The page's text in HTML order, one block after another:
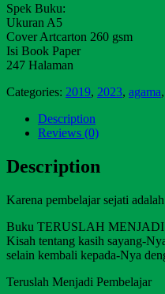
Spek Buku:
Ukuran A5
Cover Artcarton 260 gsm
Isi Book Paper
247 Halaman
Categories: 2019, 2023, agama,
Description
Reviews (0)
Description
Karena pembelajar sejati
Buku TERUSLAH MENJADI
Kisah tentang kasih sayang-
selain kembali kepada-Nya
Teruslah Menjadi Pembelajar